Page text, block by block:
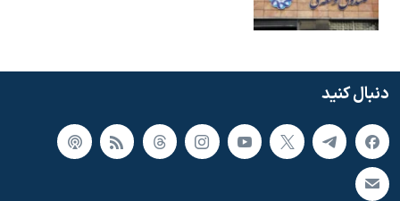
دنبال کنید